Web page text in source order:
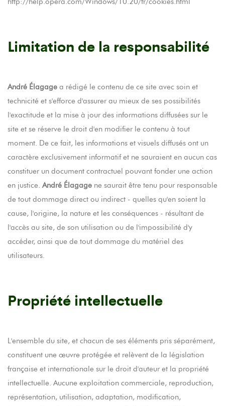
Limitation de la responsabilité
André Élagage a rédigé le contenu de ce site avec soin et
technicité et s'efforce d'assurer au mieux de ses possibilités
l'exactitude et la mise à jour des informations diffusées sur le
site et se réserve le droit d'en modifier le contenu à tout
moment. De ce fait, les informations et visuels diffusés ont un
caractère exclusivement informatif et ne sauraient en aucun cas
constituer un document contractuel pouvant fonder une action
en justice. André Élagage ne saurait être tenu pour responsable
de tout dommage direct ou indirect - quelles qu'en soient la
cause, l'origine, la nature et les conséquences - résultant de
l'accès au site, de son utilisation ou de l'impossibilité d'y
accéder, ainsi que de tout dommage du matériel des
utilisateurs.
Propriété intellectuelle
L'ensemble du site, et chacun de ses éléments pris séparément,
constituent une œuvre protégée et relèvent de la législation
française et internationale sur le droit d'auteur et la propriété
intellectuelle. Aucune exploitation commerciale, reproduction,
représentation, utilisation, adaptation, modification,